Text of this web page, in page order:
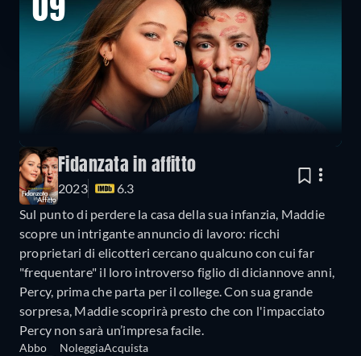
09
Fidanzata in affitto
2023
6.3
Sul punto di perdere la casa della sua infanzia, Maddie
scopre un intrigante annuncio di lavoro: ricchi
proprietari di elicotteri cercano qualcuno con cui far
"frequentare" il loro introverso figlio di diciannove anni,
Percy, prima che parta per il college. Con sua grande
sorpresa, Maddie scoprirà presto che con l'impacciato
Percy non sarà un’impresa facile.
Abbo NoleggiaAcquista